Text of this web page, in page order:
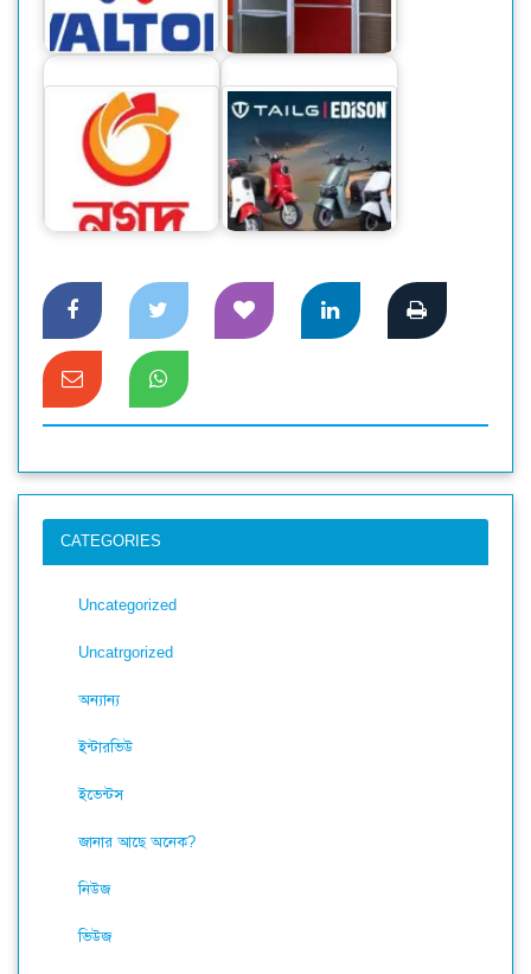
ডিভিডেন্ড ঘোষণা :
সুদৃঢ়…
দেশি ফ্রিজে স্বপ্নপূরণ
আর্থিক খাত অস্থিতিশীল
করতে নগদের বিপক্ষে
চক্রান্ত হচ্ছে
স্মার্ট যাত্রার টেকসই
সমাধান-টেইলজি ই-
মোটরসাইকেল
CATEGORIES
Uncategorized
Uncatrgorized
অন্যান্য
ইন্টারভিউ
ইভেন্টস
জানার আছে অনেক?
নিউজ
ভিউজ